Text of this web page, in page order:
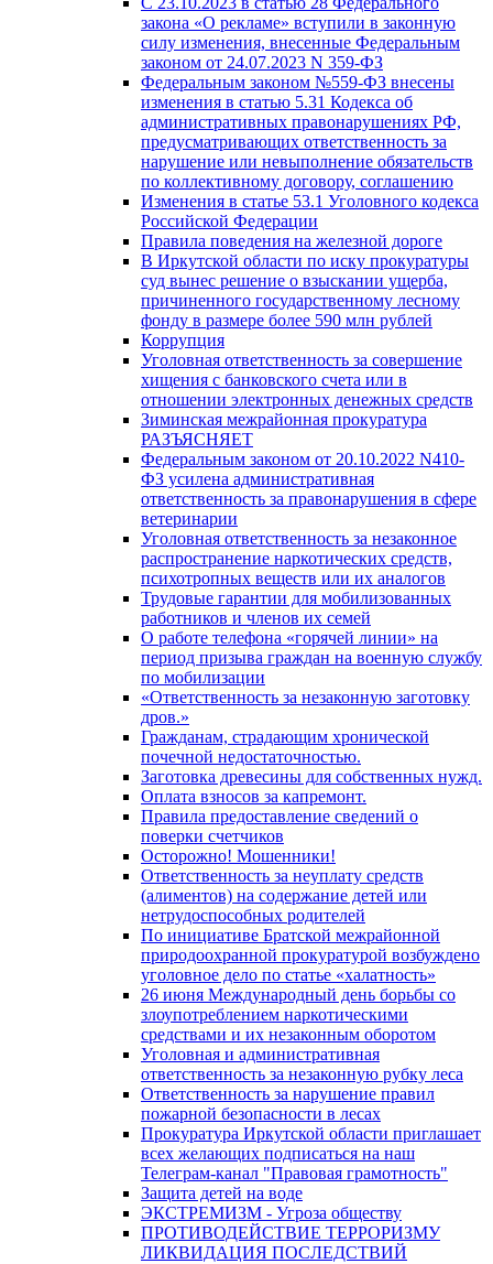
закона «О рекламе» вступили в законную
силу изменения, внесенные Федеральным
законом от 24.07.2023 N 359-ФЗ
Федеральным законом №559-ФЗ внесены
изменения в статью 5.31 Кодекса об
административных правонарушениях РФ,
предусматривающих ответственность за
нарушение или невыполнение обязательств
по коллективному договору, соглашению
Изменения в статье 53.1 Уголовного кодекса
Российской Федерации
Правила поведения на железной дороге
В Иркутской области по иску прокуратуры
суд вынес решение о взыскании ущерба,
причиненного государственному лесному
фонду в размере более 590 млн рублей
Коррупция
Уголовная ответственность за совершение
хищения с банковского счета или в
отношении электронных денежных средств
Зиминская межрайонная прокуратура
РАЗЪЯСНЯЕТ
Федеральным законом от 20.10.2022 N410-
ФЗ усилена административная
ответственность за правонарушения в сфере
ветеринарии
Уголовная ответственность за незаконное
распространение наркотических средств,
психотропных веществ или их аналогов
Трудовые гарантии для мобилизованных
работников и членов их семей
О работе телефона «горячей линии» на
период призыва граждан на военную службу
по мобилизации
«Ответственность за незаконную заготовку
дров.»
Гражданам, страдающим хронической
почечной недостаточностью.
Заготовка древесины для собственных нужд.
Оплата взносов за капремонт.
Правила предоставление сведений о
поверки счетчиков
Осторожно! Мошенники!
Ответственность за неуплату средств
(алиментов) на содержание детей или
нетрудоспособных родителей
По инициативе Братской межрайонной
природоохранной прокуратурой возбуждено
уголовное дело по статье «халатность»
26 июня Международный день борьбы со
злоупотреблением наркотическими
средствами и их незаконным оборотом
Уголовная и административная
ответственность за незаконную рубку леса
Ответственность за нарушение правил
пожарной безопасности в лесах
Прокуратура Иркутской области приглашает
всех желающих подписаться на наш
Телеграм-канал "Правовая грамотность"
Защита детей на воде
ЭКСТРЕМИЗМ - Угроза обществу
ПРОТИВОДЕЙСТВИЕ ТЕРРОРИЗМУ
ЛИКВИДАЦИЯ ПОСЛЕДСТВИЙ